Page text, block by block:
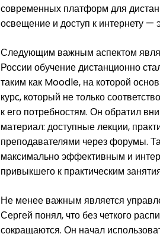
современных платформ для
освещение и доступ к интернету —
Следующим важным аспектом
России обучение дистанционно
таким как Moodle, на которой
курс, который не только
к его потребностям. Он обратил
материал: доступные лекции,
преподавателями через форумы.
максимально эффективным и
привыкшего к практическим
Не менее важным является
Сергей понял, что без четкого
сокращаются. Он начал